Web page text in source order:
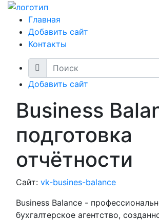
Главная
Добавить сайт
Контакты
Добавить сайт
Business
подготовка
отчётности
Сайт: vk-busines-balance
Business Balance -
бухгалтерское агентство,